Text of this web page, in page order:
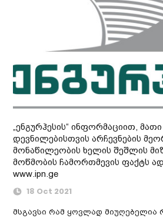
„ენგურჰესის“ ინფორმაციით,
დევნილებისთვის არჩევნების
მონაწილეობის ხელის შეშლის
მოწმობის ჩამორთმევის ფაქტს
www.ipn.ge
18 Oct 2021
მსგავსი რამ ყოვლად